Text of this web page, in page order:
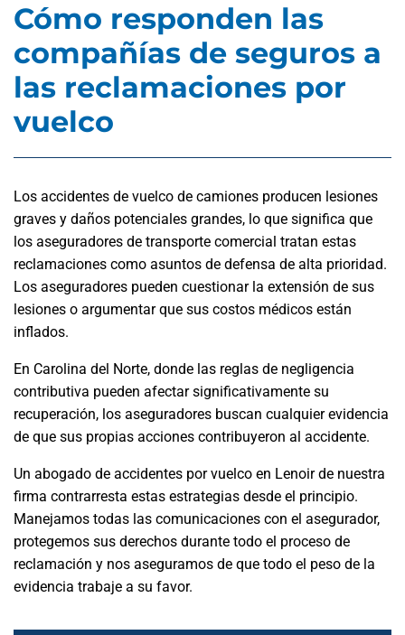
Cómo responden las
compañías de seguros a
las reclamaciones por
vuelco
Los accidentes de vuelco de camiones producen lesiones
graves y daños potenciales grandes, lo que significa que
los aseguradores de transporte comercial tratan estas
reclamaciones como asuntos de defensa de alta prioridad.
Los aseguradores pueden cuestionar la extensión de sus
lesiones o argumentar que sus costos médicos están
inflados.
En Carolina del Norte, donde las reglas de negligencia
contributiva pueden afectar significativamente su
recuperación, los aseguradores buscan cualquier evidencia
de que sus propias acciones contribuyeron al accidente.
Un abogado de accidentes por vuelco en Lenoir de nuestra
firma contrarresta estas estrategias desde el principio.
Manejamos todas las comunicaciones con el asegurador,
protegemos sus derechos durante todo el proceso de
reclamación y nos aseguramos de que todo el peso de la
evidencia trabaje a su favor.